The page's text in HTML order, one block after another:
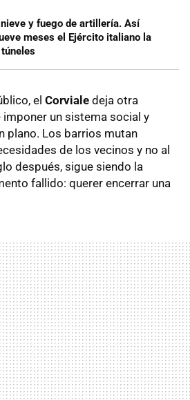
y fuego de artillería. Así
meses el Ejército italiano la
el Corviale deja otra
un sistema social y
plano. Los barrios mutan
de los vecinos y no al
después, sigue siendo la
fallido: querer encerrar una